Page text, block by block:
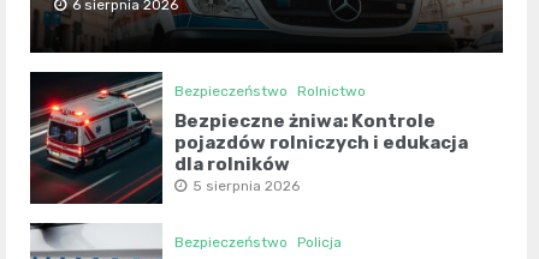
6 sierpnia 2026
Bezpieczeństwo Rolnictwo
Bezpieczne żniwa: Kontrole
pojazdów rolniczych i edukacja
dla rolników
5 sierpnia 2026
Bezpieczeństwo Policja